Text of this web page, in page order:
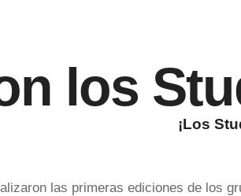
los
¡Los
las primeras ediciones de los